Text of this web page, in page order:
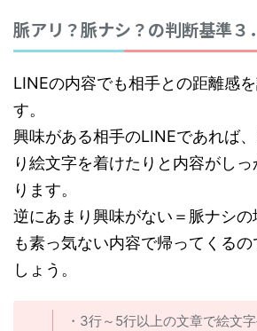
脈アリ？脈ナシ？の判断基準３
LINEの内容でも相手との距離感
す。
興味がある相手のLINEであれば
り絵文字を着けたりと内容がし
ります。
逆にあまり興味がない＝脈ナシ
も素っ気ない内容で帰ってくる
しょう。
・3行～5行以上の文章で絵文